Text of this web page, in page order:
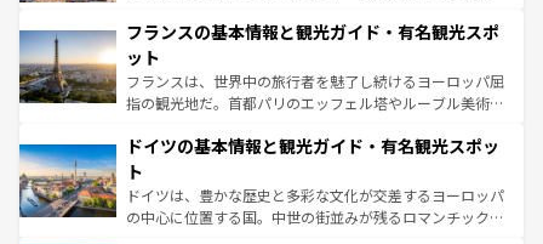
ませてくれるイタリアで、忘れられない旅をしてみよう！
なお、新着のイタリア情報は
しい。
文化が根付くこの国では、情熱的なフラメンコ、熱気あふ
れる闘牛、そして美味しいタパスが生活の一部となってい
る。首都マドリードの洗練された雰囲気や、バルセロナの
アートに溢れた街角から、地方では古代ローマ遺跡や中世
せる。地方によって風土や気候が異なるスペインはその個
ンテンツ一覧 を参照してほしい。
フランスの基本情報と観光ガイド・有名観光スポ
ット
フランスは、世界中の旅行者を魅了し続けるヨーロッパ屈
指の観光地だ。首都パリのエッフェル塔やルーブル美術館
で、幅広い魅力が詰まっている。華麗な宮殿、歴史的な大
聖堂、美しいビーチ、そして豊かな自然が、訪れる者を心
から魅了する。また、フランスは美食の国としても知ら
れ、フランス料理はユネスコ無形文化遺産にも登録されて
ドイツの基本情報と観光ガイド・有名観光スポッ
ト
ドイツは、豊かな歴史と多彩な文化が交差するヨーロッパ
の中心に位置する国。中世の街並みが残るロマンチック街